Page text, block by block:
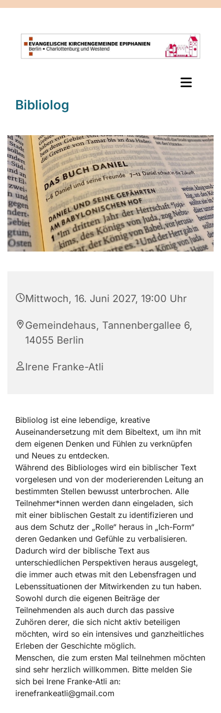
Bibliolog
Mittwoch, 16. Juni 2027, 19:00 Uhr
Gemeindehaus, Tannenbergallee 6,
14055 Berlin
Irene Franke-Atli
Bibliolog ist eine lebendige, kreative
Auseinandersetzung mit dem Bibeltext, um ihn mit
dem eigenen Denken und Fühlen zu verknüpfen
und Neues zu entdecken.
Während des Bibliologes wird ein biblischer Text
vorgelesen und von der moderierenden Leitung an
bestimmten Stellen bewusst unterbrochen. Alle
Teilnehmer*innen werden dann eingeladen, sich
mit einer biblischen Gestalt zu identifizieren und
aus dem Schutz der „Rolle“ heraus in „Ich-Form“
deren Gedanken und Gefühle zu verbalisieren.
Dadurch wird der biblische Text aus
unterschiedlichen Perspektiven heraus ausgelegt,
die immer auch etwas mit den Lebensfragen und
Lebenssituationen der Mitwirkenden zu tun haben.
Sowohl durch die eigenen Beiträge der
Teilnehmenden als auch durch das passive
Zuhören derer, die sich nicht aktiv beteiligen
möchten, wird so ein intensives und ganzheitliches
Erleben der Geschichte möglich.
Menschen, die zum ersten Mal teilnehmen möchten
sind sehr herzlich willkommen. Bitte melden Sie
sich bei Irene Franke-Atli an:
irenefrankeatli@gmail.com